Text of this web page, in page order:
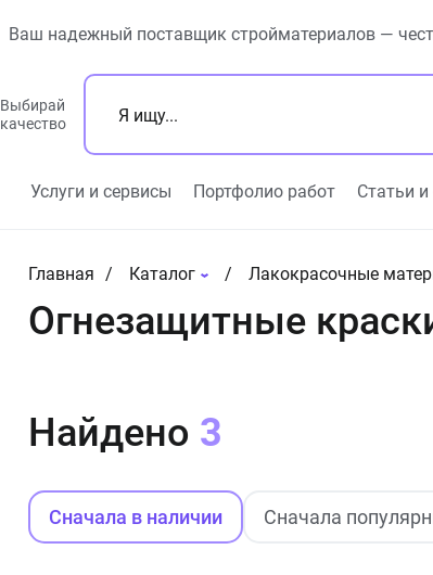
Ваш надежный поставщик стройматериалов —
Выбирай
качество
Услуги и сервисы Портфолио работ Статьи
Главная Каталог Лакокрасочные
Огнезащитные
Сначала в наличии Сначала
Найдено 3